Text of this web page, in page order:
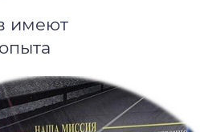
имеют